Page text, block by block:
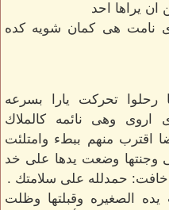
يراها احد
نامت هى كمان شويه كده
رحلوا تحركت يارا بسرعه
اروى وهى نائمه كالملاك
اقترب منهم ببطء وامتلئت
وجنتها وضعت يدها على خد
خافت: حمدلله على سلامتك .
الصغيره وقبلتها وظلت